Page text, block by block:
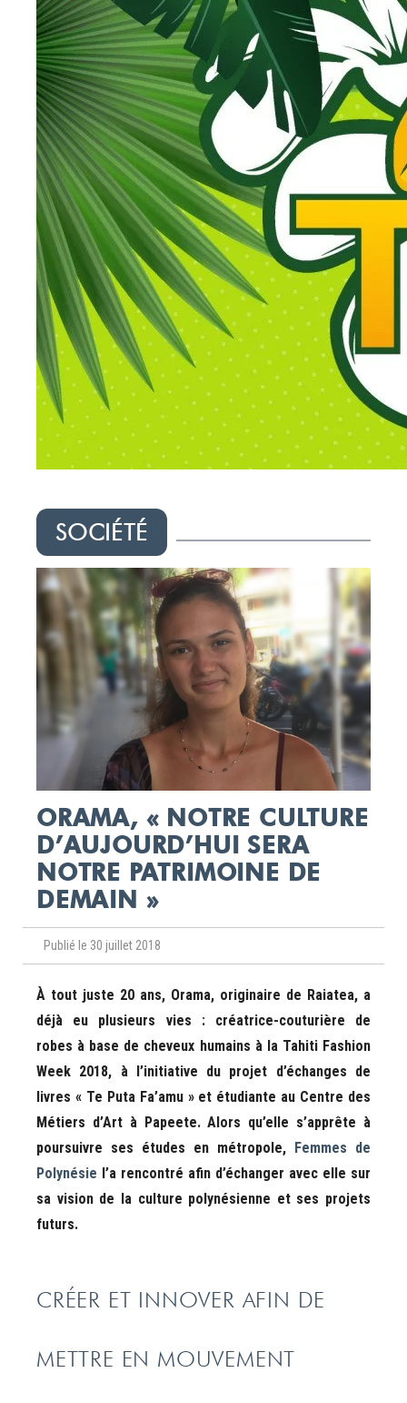
SOCIÉTÉ
ORAMA, « NOTRE CULTURE
D’AUJOURD’HUI SERA
NOTRE PATRIMOINE DE
DEMAIN »
Publié le 30 juillet 2018
À tout juste 20 ans, Orama, originaire de Raiatea, a
déjà eu plusieurs vies : créatrice-couturière de
robes à base de cheveux humains à la Tahiti Fashion
Week 2018, à l’initiative du projet d’échanges de
livres « Te Puta Fa’amu » et étudiante au Centre des
Métiers d’Art à Papeete. Alors qu’elle s’apprête à
poursuivre ses études en métropole,
Femmes de
Polynésie l’a rencontré afin d’échanger avec elle sur
sa vision de la culture polynésienne et ses projets
futurs.
CRÉER ET INNOVER AFIN DE
METTRE EN MOUVEMENT